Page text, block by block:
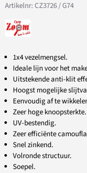
Artikelnr:CZ3726 / G74
1x4 vezelmengsel.
Ideale lijn voor het
Uitstekende anti-klit
Hoogst mogelijke
Eenvoudig af te
Zeer hoge knoopsterkte.
UV-bestendig.
Zeer efficiënte
Snel zinkend.
Volronde structuur.
Soepel.